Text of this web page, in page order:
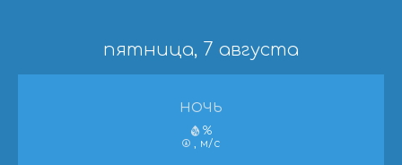
пятница, 7 августа
ночь
%
, м/с